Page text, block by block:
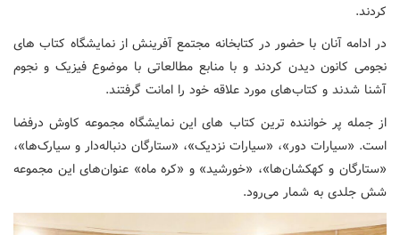
کردند.
در ادامه آنان با حضور در کتابخانه‌ مجتمع آفرینش از نمایشگاه کتاب های
نجومی کانون دیدن کردند و با منابع مطالعاتی با موضوع فیزیک و نجوم
آشنا شدند و کتاب‌های مورد علاقه خود را امانت گرفتند.
از جمله پر خواننده ترین کتاب های این نمایشگاه مجموعه کاوش درفضا
است. «سیارات دور»، «سیارات نزدیک»، «ستارگان دنباله‌دار و سیارک‌ها»،
«ستارگان و کهکشان‌ها»، «خورشید» و «کره ماه» عنوان‌های این مجموعه
شش جلدی به شمار می‌رود.